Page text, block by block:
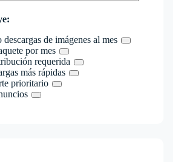
descargas de imágenes al mes
por mes
requerida
más rápidas
prioritario